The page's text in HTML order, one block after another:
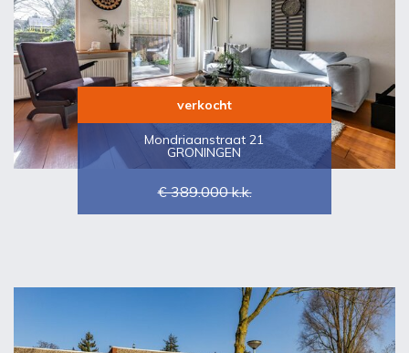
verkocht
Mondriaanstraat 21
GRONINGEN
€ 389.000k.k.